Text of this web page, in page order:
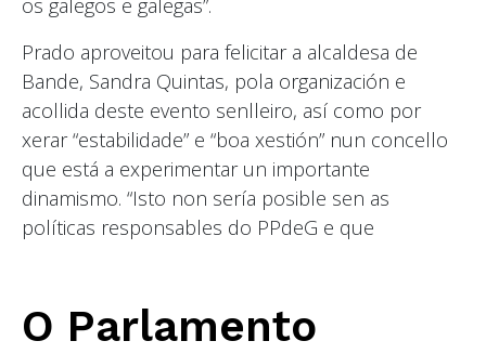
os galegos e galegas”.
Prado aproveitou para felicitar a alcaldesa de
Bande, Sandra Quintas, pola organización e
acollida deste evento senlleiro, así como por
xerar “estabilidade” e “boa xestión” nun concello
que está a experimentar un importante
dinamismo. “Isto non sería posible sen as
políticas responsables do PPdeG e que
O Parlamento